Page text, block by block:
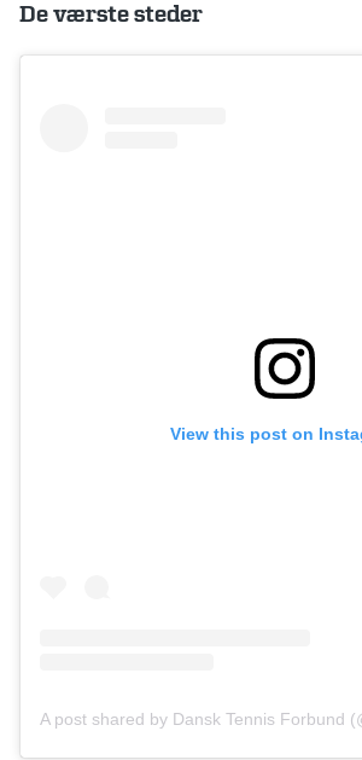
De værste steder
View this post on
A post shared by Dansk Tennis Forbund